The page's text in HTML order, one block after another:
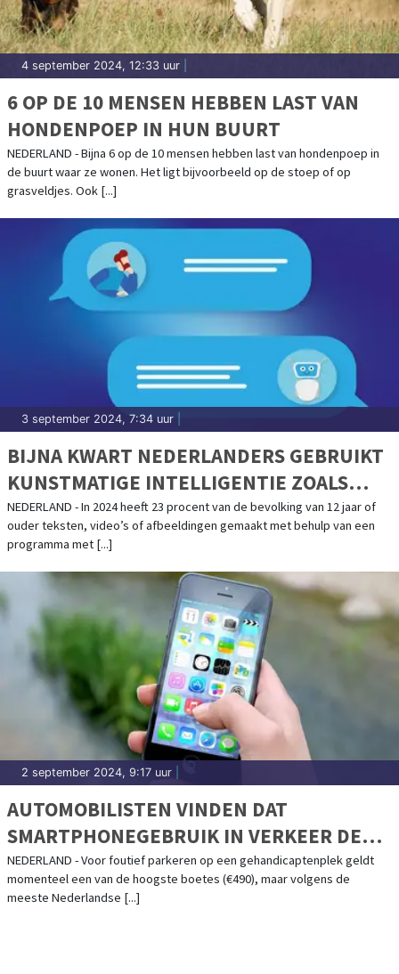
4 september 2024, 12:33 uur
6 OP DE 10 MENSEN HEBBEN LAST VAN
HONDENPOEP IN HUN BUURT
NEDERLAND - Bijna 6 op de 10 mensen hebben last van hondenpoep in
de buurt waar ze wonen. Het ligt bijvoorbeeld op de stoep of op
grasveldjes. Ook [...]
3 september 2024, 7:34 uur
BIJNA KWART NEDERLANDERS GEBRUIKT
KUNSTMATIGE INTELLIGENTIE ZOALS
CHATGPT
NEDERLAND - In 2024 heeft 23 procent van de bevolking van 12 jaar of
ouder teksten, video’s of afbeeldingen gemaakt met behulp van een
programma met [...]
2 september 2024, 9:17 uur
AUTOMOBILISTEN VINDEN DAT
SMARTPHONEGEBRUIK IN VERKEER DE
HOOGSTE VERKEERSBOETE VERDIENT
NEDERLAND - Voor foutief parkeren op een gehandicaptenplek geldt
momenteel een van de hoogste boetes (€490), maar volgens de
meeste Nederlandse [...]